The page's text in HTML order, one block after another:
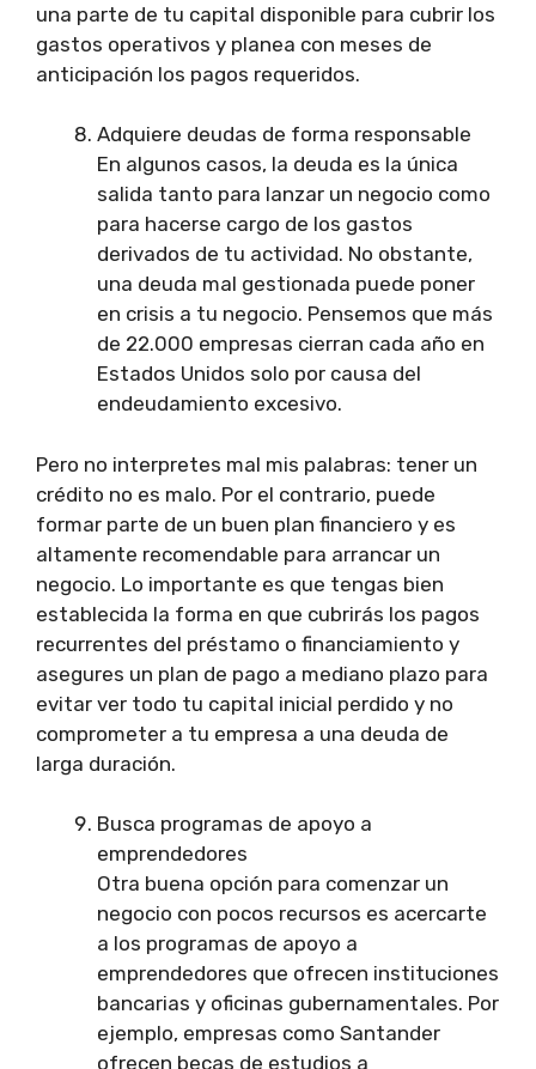
una parte de tu capital disponible para cubrir los
gastos operativos y planea con meses de
anticipación los pagos requeridos.
Adquiere deudas de forma responsable
En algunos casos, la deuda es la única
salida tanto para lanzar un negocio como
para hacerse cargo de los gastos
derivados de tu actividad. No obstante,
una deuda mal gestionada puede poner
en crisis a tu negocio. Pensemos que más
de 22.000 empresas cierran cada año en
Estados Unidos solo por causa del
endeudamiento excesivo.
Pero no interpretes mal mis palabras: tener un
crédito no es malo. Por el contrario, puede
formar parte de un buen plan financiero y es
altamente recomendable para arrancar un
negocio. Lo importante es que tengas bien
establecida la forma en que cubrirás los pagos
recurrentes del préstamo o financiamiento y
asegures un plan de pago a mediano plazo para
evitar ver todo tu capital inicial perdido y no
comprometer a tu empresa a una deuda de
larga duración.
Busca programas de apoyo a
emprendedores
Otra buena opción para comenzar un
negocio con pocos recursos es acercarte
a los programas de apoyo a
emprendedores que ofrecen instituciones
bancarias y oficinas gubernamentales. Por
ejemplo, empresas como Santander
ofrecen becas de estudios a